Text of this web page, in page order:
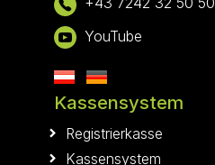
YouTube
Kassensystem
Registrierkasse
Kassensystem